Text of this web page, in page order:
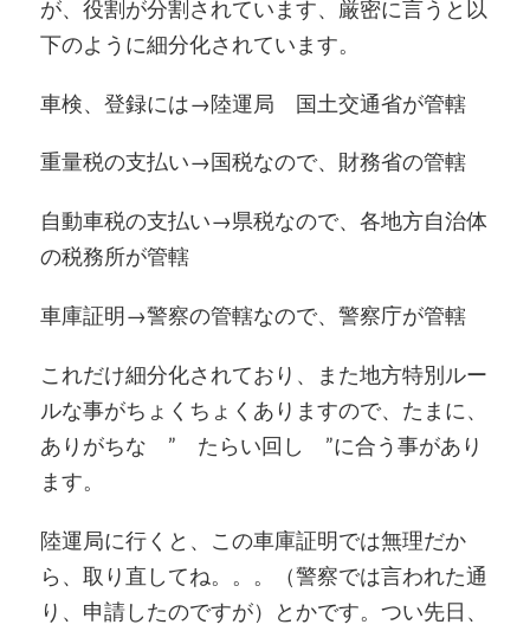
が、役割が分割されています、厳密に言うと以
下のように細分化されています。
車検、登録には→陸運局 国土交通省が管轄
重量税の支払い→国税なので、財務省の管轄
自動車税の支払い→県税なので、各地方自治体
の税務所が管轄
車庫証明→警察の管轄なので、警察庁が管轄
これだけ細分化されており、また地方特別ルー
ルな事がちょくちょくありますので、たまに、
ありがちな ” たらい回し ”に合う事があり
ます。
陸運局に行くと、この車庫証明では無理だか
ら、取り直してね。。。（警察では言われた通
り、申請したのですが）とかです。つい先日、